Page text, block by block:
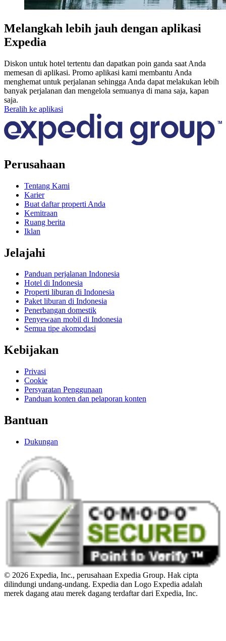
Melangkah lebih jauh dengan aplikasi
Expedia
Diskon untuk hotel tertentu dan dapatkan poin ganda saat Anda
memesan di aplikasi. Promo aplikasi kami membantu Anda
menghemat untuk perjalanan sehingga Anda dapat melakukan lebih
banyak perjalanan dan mengelola semuanya di mana saja, kapan
saja.
Beralih ke aplikasi
Perusahaan
Tentang Kami
Karier
Buat daftar properti Anda
Kemitraan
Ruang berita
Iklan
Jelajahi
Panduan perjalanan Indonesia
Hotel di Indonesia
Properti liburan di Indonesia
Paket liburan di Indonesia
Penerbangan domestik
Penyewaan mobil di Indonesia
Semua tipe akomodasi
Kebijakan
Privasi
Cookie
Persyaratan Penggunaan
Panduan konten dan pelaporan konten
Bantuan
Dukungan
© 2026 Expedia, Inc., perusahaan Expedia Group. Hak cipta
dilindungi undang-undang. Expedia dan Logo Expedia adalah
merek dagang atau merek dagang terdaftar dari Expedia, Inc.